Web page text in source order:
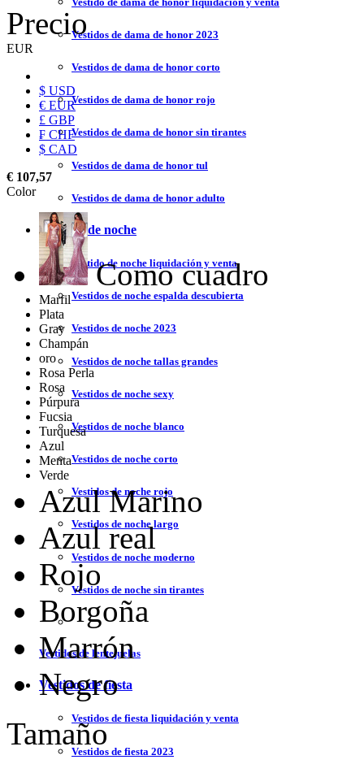
Vestidos de dama de honor 2023
Vestidos de dama de honor corto
Vestidos de dama de honor rojo
Vestidos de dama de honor sin tirantes
Vestidos de dama de honor tul
Vestidos de dama de honor adulto
Vestidos de noche
Vestido de noche liquidación y venta
Vestidos de noche espalda descubierta
Vestidos de noche 2023
Vestidos de noche tallas grandes
Vestidos de noche sexy
Vestidos de noche blanco
Vestidos de noche corto
Vestidos de noche rojo
Vestidos de noche largo
Vestidos de noche moderno
Vestidos de noche sin tirantes
Vestidos de lentejuelas
Vestidos de fiesta
Vestidos de fiesta liquidación y venta
Vestidos de fiesta 2023
Precio
EUR
$ USD
€ EUR
£ GBP
₣ CHF
$ CAD
€ 107,57
Color
Como cuadro
Marfil
Plata
Gray
Champán
oro
Rosa Perla
Rosa
Púrpura
Fucsia
Turquesa
Azul
Menta
Verde
Azul Marino
Azul real
Rojo
Borgoña
Marrón
Negro
Tamaño